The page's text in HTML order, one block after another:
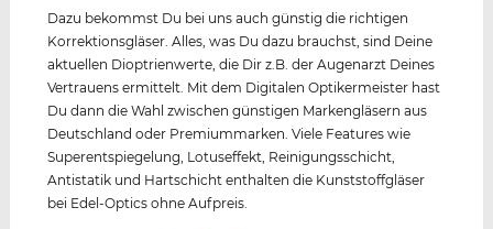
Dazu bekommst Du bei uns auch günstig die richtigen
Korrektionsgläser. Alles, was Du dazu brauchst, sind Deine
aktuellen Dioptrienwerte, die Dir z.B. der Augenarzt Deines
Vertrauens ermittelt. Mit dem Digitalen Optikermeister hast
Du dann die Wahl zwischen günstigen Markengläsern aus
Deutschland oder Premiummarken. Viele Features wie
Superentspiegelung, Lotuseffekt, Reinigungsschicht,
Antistatik und Hartschicht enthalten die Kunststoffgläser
bei Edel-Optics ohne Aufpreis.